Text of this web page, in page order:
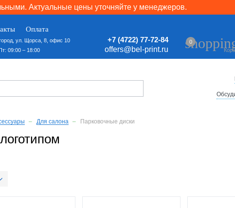
Актуальные цены уточняйте у менеджеров.
Оплата
ул. Щорса, 8, офис 10
09:00 – 18:00
+7 (4722) 77-72-84
offers@bel-print.ru
0
Для салона Парковочные диски